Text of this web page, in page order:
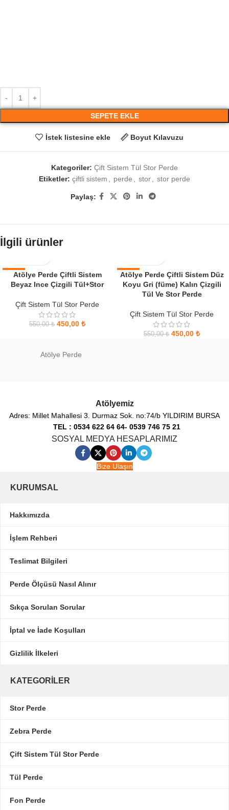
SEPETE EKLE
İstek listesine ekle Boyut Kılavuzu
Kategoriler: Çift Sistem Tül Stor Perde
Etiketler: çiftli sistem perde stor stor perde
Paylaş:
İlgili ürünler
-18%
Atölye Perde Çiftli Sistem
Beyaz Ince Çizgili Tül+Stor
Çift Sistem Tül Stor Perde
550,00₺ 450,00 ₺
-18%
Atölye Perde Çiftli Sistem Düz
Koyu Gri (füme) Kalın Çizgili
Tül Ve Stor Perde
Çift Sistem Tül Stor Perde
550,00₺ 450,00 ₺
Atölye Perde
Atölyemiz
Adres: Millet Mahallesi 3. Durmaz Sok. no:74/b YILDIRIM BURSA
TEL : 0534 622 64 64- 0539 746 75 21
SOSYAL MEDYA HESAPLARIMIZ
Bize Ulaşın
KURUMSAL
Hakkımızda
İşlem Rehberi
Teslimat Bilgileri
Perde Ölçüsü Nasıl Alınır
Sıkça Sorulan Sorular
İptal ve İade Koşulları
Gizlilik İlkeleri
KATEGORILER
Stor Perde
Zebra Perde
Çift Sistem Tül Stor Perde
Tül Perde
Fon Perde